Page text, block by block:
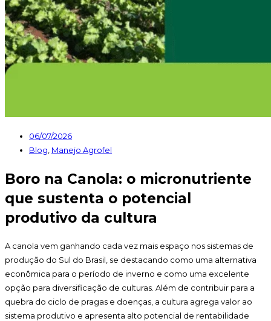
06/07/2026
Blog, Manejo Agrofel
Boro na Canola: o micronutriente
que sustenta o potencial
produtivo da cultura
A canola vem ganhando cada vez mais espaço nos sistemas de
produção do Sul do Brasil, se destacando como uma alternativa
econômica para o período de inverno e como uma excelente
opção para diversificação de culturas. Além de contribuir para a
quebra do ciclo de pragas e doenças, a cultura agrega valor ao
sistema produtivo e apresenta alto potencial de rentabilidade